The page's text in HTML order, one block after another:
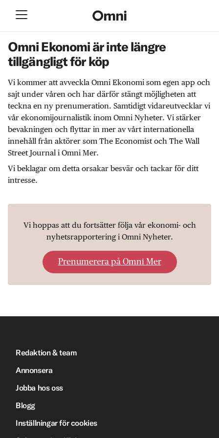
Omni Ekonomi är inte längre
tillgängligt för köp
Vi kommer att avveckla Omni Ekonomi som egen app och
sajt under våren och har därför stängt möjligheten att
teckna en ny prenumeration. Samtidigt vidareutvecklar vi
vår ekonomijournalistik inom Omni Nyheter. Vi stärker
bevakningen och flyttar in mer av vårt internationella
innehåll från aktörer som The Economist och The Wall
Street Journal i Omni Mer.
Vi beklagar om detta orsakar besvär och tackar för ditt
intresse.
Vi hoppas att du fortsätter följa vår ekonomi- och
nyhetsrapportering i Omni Nyheter.
Prenumerera på Omni Mer
Redaktion & team
Annonsera
Jobba hos oss
Blogg
Inställningar för cookies